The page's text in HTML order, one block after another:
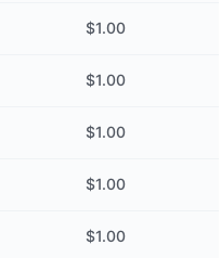
$1.00
$1.00
$1.00
$1.00
$1.00